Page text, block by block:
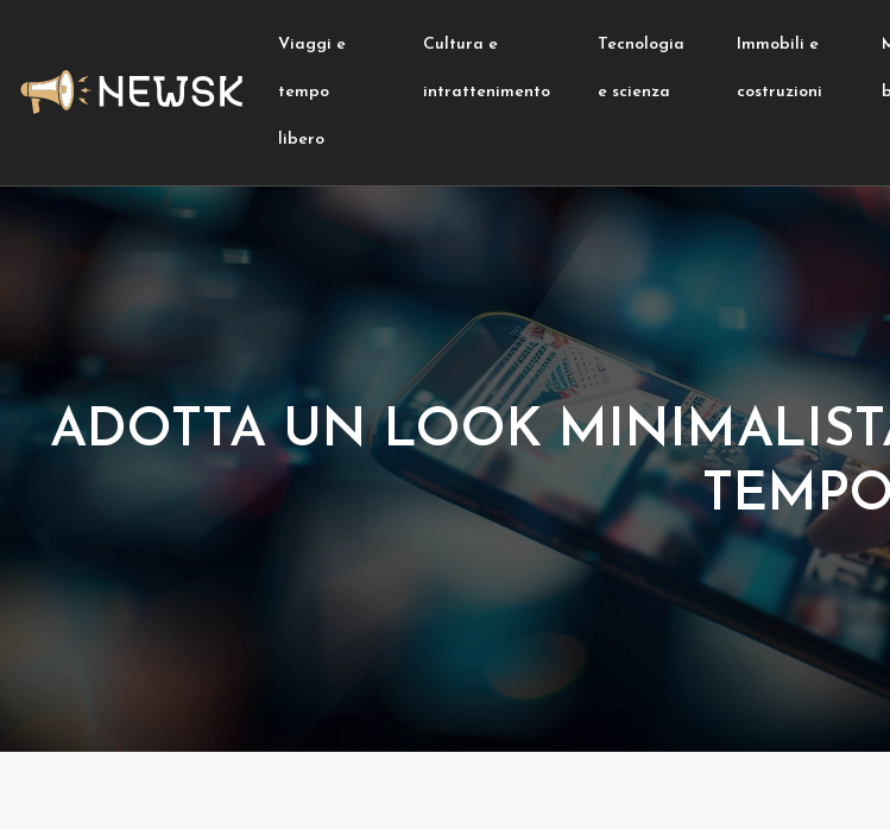
Viaggi e
tempo
libero
Cultura e
intrattenimento
Tecnologia
e scienza
Immobili e
costruzioni
ADOTTA UN LOOK
TEMPO